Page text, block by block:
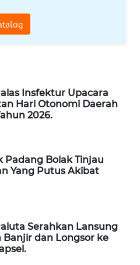
Insfektur Upacara
Hari Otonomi Daerah
2026.
Padang Bolak Tinjau
Yang Putus Akibat
Serahkan Lansung
Banjir dan Longsor ke